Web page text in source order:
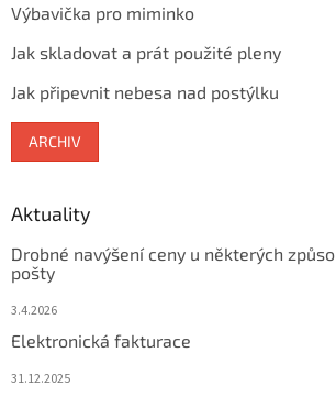
Výbavička pro miminko
Jak skladovat a prát použité pleny
Jak připevnit nebesa nad postýlku
ARCHIV
Aktuality
Drobné navýšení ceny u některých
pošty
3.4.2026
Elektronická fakturace
31.12.2025